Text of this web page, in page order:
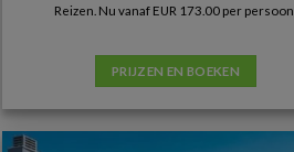
Reizen. Nu vanaf EUR 173.00 per persoon.
PRIJZEN EN BOEKEN